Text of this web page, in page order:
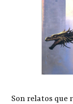
Son relatos que